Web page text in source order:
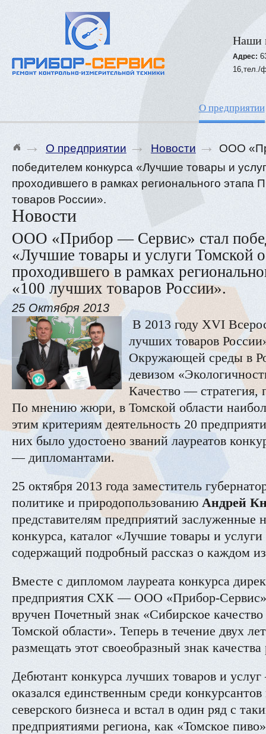
Наши
Адрес:
16,тел./
О предприятии
→ О предприятии → Новости →
ООО
победителем конкурса «Лучшие товары и
проходившего в рамках регионального этапа
товаров России».
Новости
ООО «Прибор — Cервис» стал
«Лучшие товары и услуги Томской
проходившего в рамках
«100 лучших товаров России».
25 Октября 2013
В 2013 году XVI
лучших товаров
Окружающей среды в
девизом
Качество — стратегия,
По мнению жюри, в Томской области
этим критериям деятельность 20
них было удостоено званий лауреатов
— дипломантами.
25 октября 2013 года заместитель
политике и природопользованию Андрей
представителям предприятий заслуженные
конкурса, каталог «Лучшие товары и
содержащий подробный рассказ о каждом
Вместе с дипломом лауреата конкурса
предприятия СХК — ООО «Прибор-
вручен Почетный знак «Сибирское
Томской области». Теперь в течение двух
размещать этот своеобразный знак
Дебютант конкурса лучших товаров и
оказался единственным среди конкурсантов
северского бизнеса и встал в один ряд с
предприятиями региона, как «Томское